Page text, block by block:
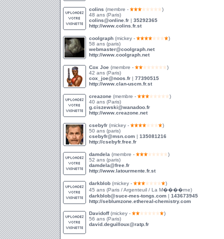
colins (membre -
)
48 ans (Paris)
colins@online.fr | 35292365
http://www.colins.fr.st
coolgraph (mickey -
)
58 ans (paris)
webmaster@coolgraph.net
http://www.coolgraph.net
Cox Joe (membre -
)
42 ans (Paris)
cox_joe@noos.fr | 77390515
http://www.clan-uscm.fr.st
creazone (membre -
)
40 ans (Paris)
g.ciszewski@wanadoo.fr
http://www.creazone.net
csebyfr (mickey -
)
50 ans (paris)
csebyfr@msn.com | 135081216
http://csebyfr.free.fr
damdela (membre -
)
52 ans (paris)
damdela@free.fr
http://www.latourmente.fr.st
darkblob (mickey -
)
45 ans (Paris / Argenteuil / La M����rne)
darkblob@suce-mes-tongs.com | 143673945
http://seblumzone.ethereal-chemistry.com
Davidoff(mickey -
)
56 ans (Paris)
david.deguilloux@ratp.fr